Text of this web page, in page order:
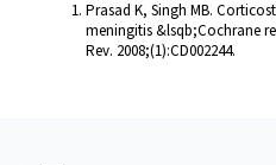
Prasad K, Singh MB.
meningitis &lsqb;Cochrane
Rev. 2008;(1):CD002244.